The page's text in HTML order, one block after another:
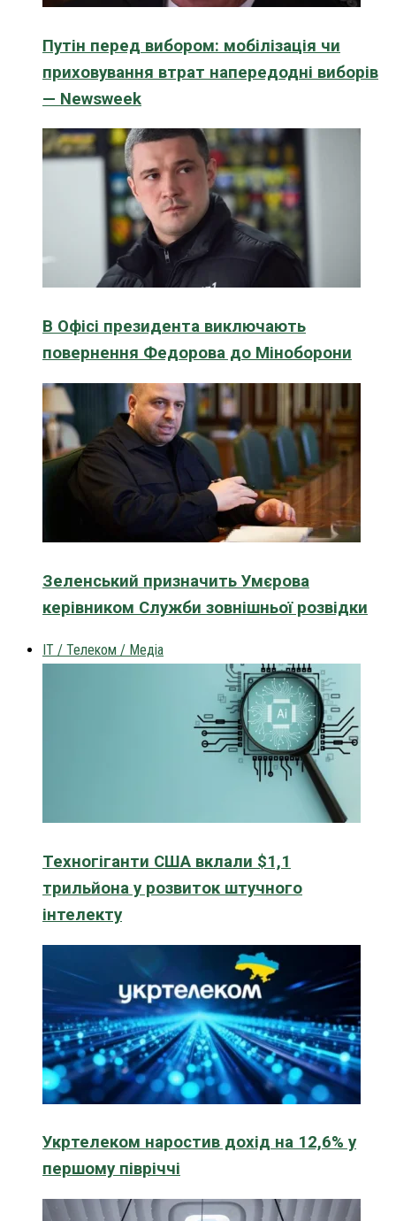
Путін перед вибором: мобілізація чи
приховування втрат напередодні виборів
— Newsweek
В Офісі президента виключають
повернення Федорова до Міноборони
Зеленський призначить Умєрова
керівником Служби зовнішньої розвідки
IT / Телеком / Медіа
Техногіганти США вклали $1,1
трильйона у розвиток штучного
інтелекту
Укртелеком наростив дохід на 12,6% у
першому півріччі